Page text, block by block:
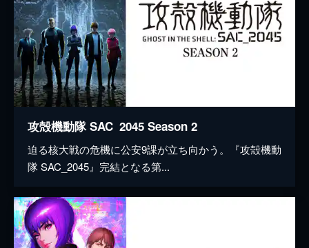
攻殻機動隊 SAC_2045 Season 2
迫る核大戦の危機に公安9課が立ち向かう。『攻殻機動
隊 SAC_2045』完結となる第...